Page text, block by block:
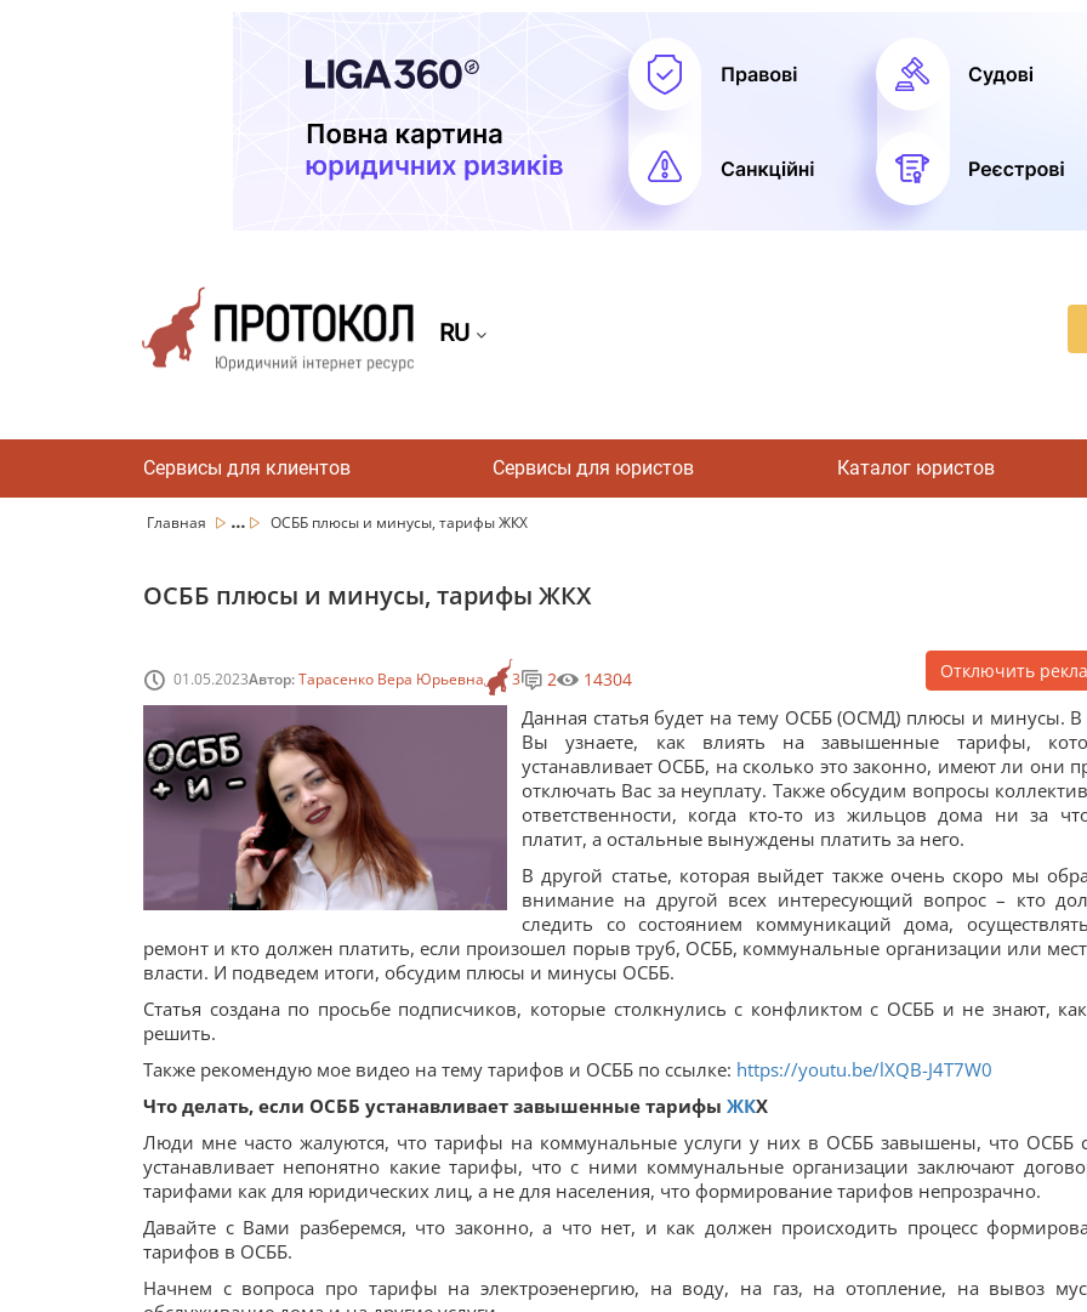
RU
Сервисы для клиентов Сервисы для юристов Каталог юристов
Главная ... ОСББ плюсы и минусы, тарифы ЖКХ
ОСББ плюсы и минусы, тарифы ЖКХ
01.05.2023Автор:Тарасенко Вера Юрьевна 3 2 14304 Отключить
Данная статья будет на тему ОСББ (ОСМД) плюсы и минусы.
Вы узнаете, как влиять на завышенные тарифы,
устанавливает ОСББ, на сколько это законно, имеют ли они
отключать Вас за неуплату. Также обсудим вопросы
ответственности, когда кто-то из жильцов дома ни за
платит, а остальные вынуждены платить за него.
В другой статье, которая выйдет также очень скоро мы
внимание на другой всех интересующий вопрос – кто
следить со состоянием коммуникаций дома,
ремонт и кто должен платить, если произошел порыв труб, ОСББ, коммунальные организации или
власти. И подведем итоги, обсудим плюсы и минусы ОСББ.
Статья создана по просьбе подписчиков, которые столкнулись с конфликтом с ОСББ и не знают,
решить.
Также рекомендую мое видео на тему тарифов и ОСББ по ссылке: https://youtu.be/lXQB-J4T7W0
Что делать, если ОСББ устанавливает завышенные тарифы ЖКХ
Люди мне часто жалуются, что тарифы на коммунальные услуги у них в ОСББ завышены, что ОСББ
устанавливает непонятно какие тарифы, что с ними коммунальные организации заключают
тарифами как для юридических лиц, а не для населения, что формирование тарифов непрозрачно.
Давайте с Вами разберемся, что законно, а что нет, и как должен происходить процесс
тарифов в ОСББ.
Начнем с вопроса про тарифы на электроэенергию, на воду, на газ, на отопление, на вывоз